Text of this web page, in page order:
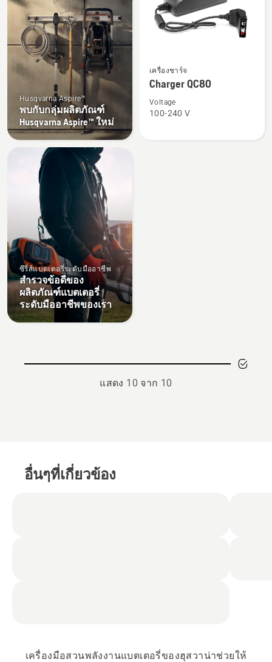
Husqvarna Aspire™
พบกับกลุ่มผลิตภัณฑ์
Husqvarna Aspire™ ใหม่
ราย
ละเอียด
เพิ่ม
เติม
เครื่องชาร์จ
Charger QC80
Voltage
100-240 V
ซีรี่ส์แบตเตอรี่ระดับมืออาชีพ
สำรวจข้อดีของ
ผลิตภัณฑ์แบตเตอรี่
ระดับมืออาชีพของเรา
แสดง 10 จาก 10
อื่นๆที่เกี่ยวข้อง
เครื่องมือสวนพลังงานแบตเตอรี่ของฮุสวาน่าช่วยให้